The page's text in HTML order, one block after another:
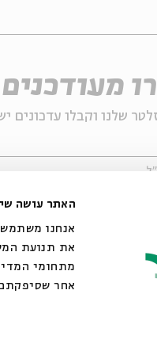
האתר עושה
את תנועת
מתחומי
אחר
מעודכנים
שלנו וקבלו עדכונים